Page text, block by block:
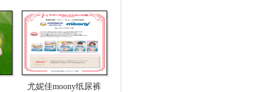
尤妮佳moony纸尿裤